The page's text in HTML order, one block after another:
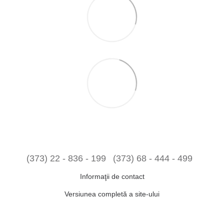
(373) 22 - 836 - 199 (373) 68 - 444 - 499
Informaţii de contact
Versiunea completă a site-ului